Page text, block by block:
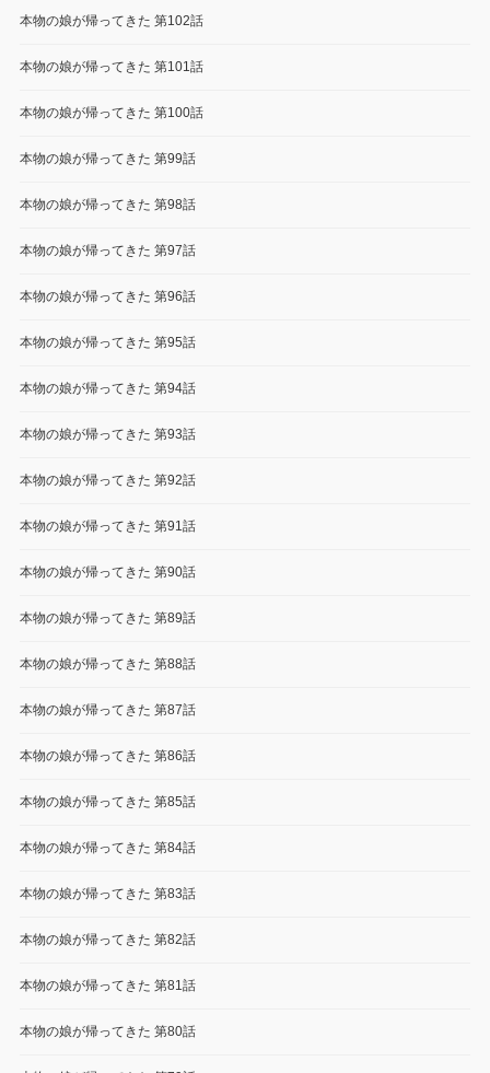
本物の娘が帰ってきた 第102話
本物の娘が帰ってきた 第101話
本物の娘が帰ってきた 第100話
本物の娘が帰ってきた 第99話
本物の娘が帰ってきた 第98話
本物の娘が帰ってきた 第97話
本物の娘が帰ってきた 第96話
本物の娘が帰ってきた 第95話
本物の娘が帰ってきた 第94話
本物の娘が帰ってきた 第93話
本物の娘が帰ってきた 第92話
本物の娘が帰ってきた 第91話
本物の娘が帰ってきた 第90話
本物の娘が帰ってきた 第89話
本物の娘が帰ってきた 第88話
本物の娘が帰ってきた 第87話
本物の娘が帰ってきた 第86話
本物の娘が帰ってきた 第85話
本物の娘が帰ってきた 第84話
本物の娘が帰ってきた 第83話
本物の娘が帰ってきた 第82話
本物の娘が帰ってきた 第81話
本物の娘が帰ってきた 第80話